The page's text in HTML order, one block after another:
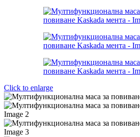
Click to enlarge